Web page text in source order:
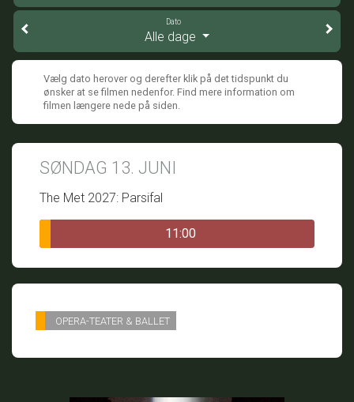
Dato
Alle dage
Vælg dato herover og derefter klik på det tidspunkt du
ønsker at se filmen nedenfor. Find mere information om
filmen længere nede på siden.
SØNDAG 13. JUNI
The Met 2027: Parsifal
11:00
OPERA-TEATER & BALLET